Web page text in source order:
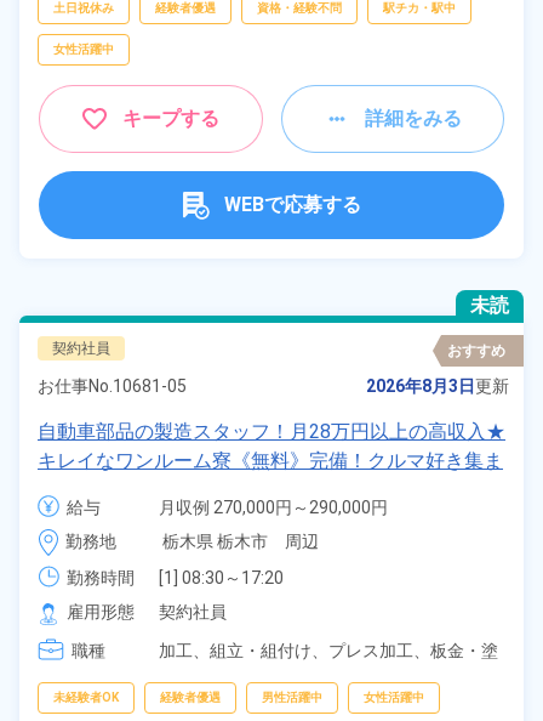
土日祝休み 経験者優遇 資格・経験不問 駅チカ・駅中
女性活躍中
キープする 詳細をみる
WEBで応募する
未読
契約社員 おすすめ
お仕事No. 10681-05 2026年8月3日更新
自動車部品の製造スタッフ！月28万円以上の高収入★
キレイなワンルーム寮《無料》完備！クルマ好き集ま
れ！時給1,250円エリア高水準★20代～50代の男女活
躍中！シニアも歓迎★カップルOK！友達同士OK！1
食105円～格安食堂あり！♪雰囲気の良い職場♪《栃木
県栃木市》
給与
月収例 270,000円～290,000円
時給 1,250円～1,250円
勤務地
栃木県 栃木市　周辺
勤務時間
[1] 08:30～17:20
[2] 20:30～05:20
[3] 08:00～16:50
[4] 11:00～20:00
[6] 23:00～08:00
雇用形態
契約社員
職種
加工、 組立・組付け、 プレス加工、 板金・塗
ー、バリ取り・研磨、
部品供給・充填・運
未経験者OK 経験者優遇 男性活躍中 女性活躍中